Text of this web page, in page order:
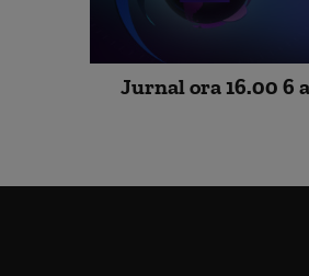
Jurnal ora 16.00 6